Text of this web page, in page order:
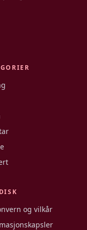
og vilkår